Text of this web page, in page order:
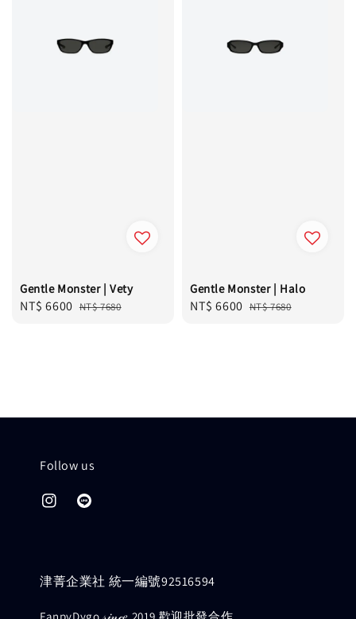
Gentle Monster | Vety
Sale
NT$ 6600 Regular
NT$ 7680
Gentle Monster | Halo
Sale
NT$ 6600 Regular
NT$ 7680
Follow us
津菁企業社 統一編號92516594